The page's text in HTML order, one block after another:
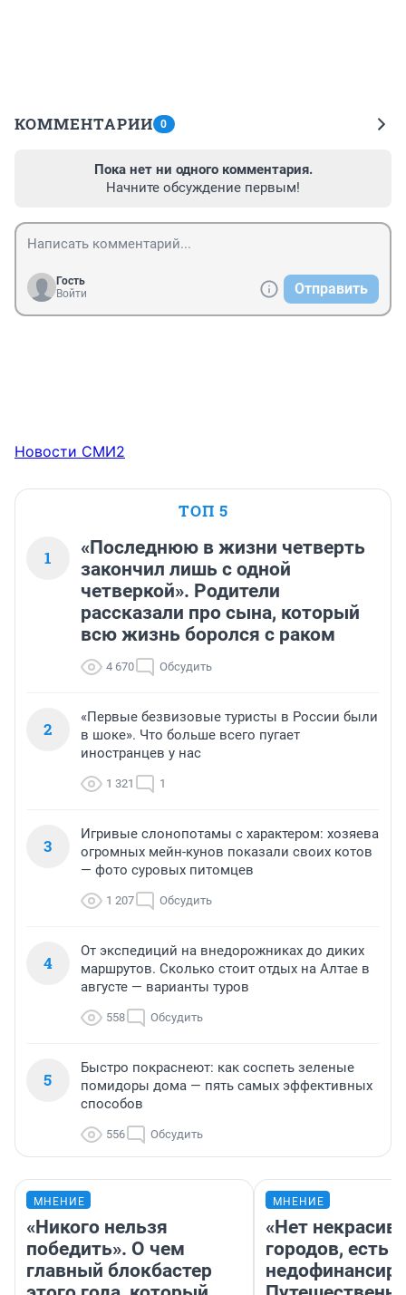
КОММЕНТАРИИ 0
Пока нет ни одного комментария.
Начните обсуждение первым!
Гость
Войти
Отправить
Новости СМИ2
ТОП 5
1
«Последнюю в жизни четверть
закончил лишь с одной
четверкой». Родители
рассказали про сына, который
всю жизнь боролся с раком
4 670 Обсудить
2
«Первые безвизовые туристы в России были
в шоке». Что больше всего пугает
иностранцев у нас
1 321 1
3
Игривые слонопотамы с характером: хозяева
огромных мейн-кунов показали своих котов
— фото суровых питомцев
1 207 Обсудить
4
От экспедиций на внедорожниках до диких
маршрутов. Сколько стоит отдых на Алтае в
августе — варианты туров
558 Обсудить
5
Быстро покраснеют: как соспеть зеленые
помидоры дома — пять самых эффективных
способов
556 Обсудить
МНЕНИЕ
«Никого нельзя
победить». О чем
главный блокбастер
МНЕНИЕ
«Нет
городов, есть